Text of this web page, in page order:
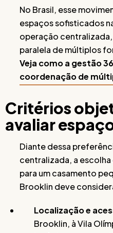
No Brasil, esse
espaços sofisticados
operação
paralela de múltiplos
Veja como a gestão
coordenação de
Critérios
avaliar
Diante dessa
centralizada, a
para um casamento
Brooklin deve
Localização e
Brooklin, à Vila